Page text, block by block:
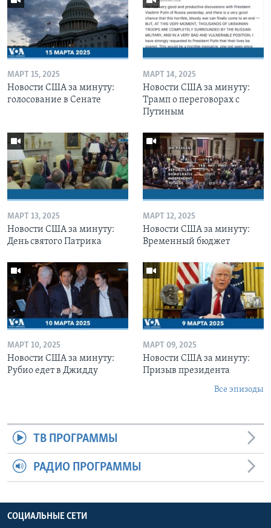
МАРТ 15, 2025
Новости США за минуту:
голосование в Сенате
МАРТ 14, 2025
Новости США за минуту:
Трамп о переговорах с
Путиным
МАРТ 13, 2025
Новости США за минуту:
День святого Патрика
МАРТ 12, 2025
Новости США за минуту:
Временный бюджет
МАРТ 10, 2025
Новости США за минуту:
Рубио едет в Джидду
МАРТ 09, 2025
Новости США за минуту:
Призыв президента
Все эпизоды
ТВ ПРОГРАММЫ
РАДИО ПРОГРАММЫ
СОЦИАЛЬНЫЕ СЕТИ